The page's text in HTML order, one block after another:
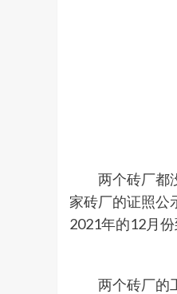
两个砖厂都没
家砖厂的证照公
2021年的12月份
两个砖厂的工